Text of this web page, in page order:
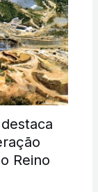
Reino